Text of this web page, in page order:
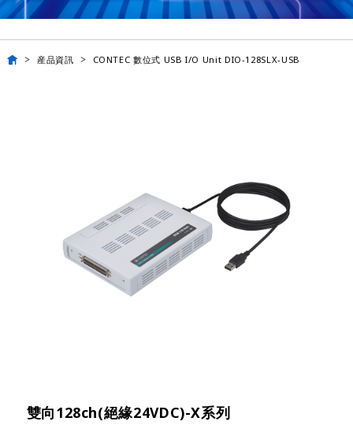
産品資訊 CONTEC 數位式 USB I/O Unit DIO-128SLX-USB
雙向128ch(絕緣24VDC)-X系列